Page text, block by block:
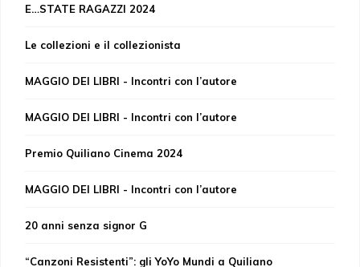
E…STATE RAGAZZI 2024
Le collezioni e il collezionista
MAGGIO DEI LIBRI - Incontri con l’autore
MAGGIO DEI LIBRI - Incontri con l’autore
Premio Quiliano Cinema 2024
MAGGIO DEI LIBRI - Incontri con l’autore
20 anni senza signor G
“Canzoni Resistenti”: gli YoYo Mundi a Quiliano